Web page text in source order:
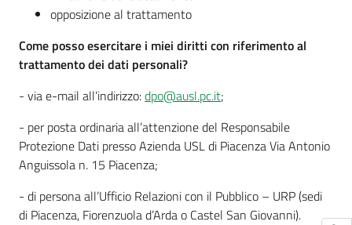
opposizione al trattamento
Come posso esercitare i miei diritti con riferimento al
trattamento dei dati personali?
- via e-mail all’indirizzo:dpo@ausl.pc.it;
- per posta ordinaria all’attenzione del Responsabile
Protezione Dati presso Azienda USL di Piacenza Via Antonio
Anguissola n. 15 Piacenza;
- di persona all’Ufficio Relazioni con il Pubblico – URP (sedi
di Piacenza, Fiorenzuola d’Arda o Castel San Giovanni).